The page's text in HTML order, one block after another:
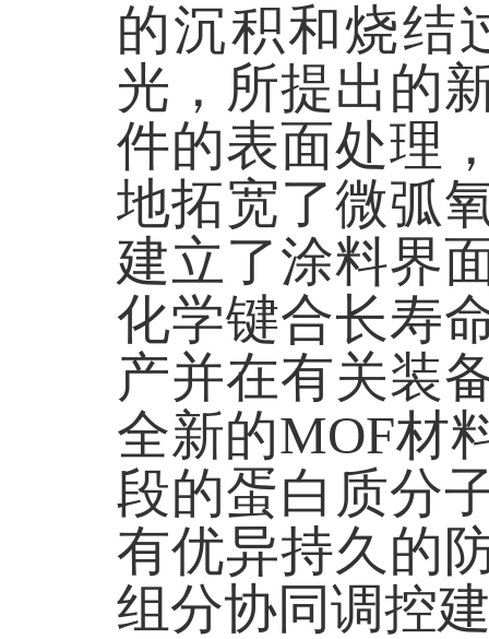
的沉积和烧结
光，所提出的
件的表面处理
地拓宽了微弧
建立了涂料界
化学键合长寿
产并在有关装
全新的MOF材
段的蛋白质分
有优异持久的
组分协同调控